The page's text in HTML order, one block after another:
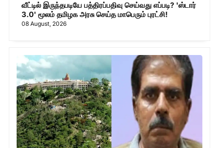
வீட்டில் இருந்தபடியே பத்திரப்பதிவு செய்வது எப்படி? 'ஸ்டார்
3.0' மூலம் தமிழக அரசு செய்த மாபெரும் புரட்சி!
08 August, 2026